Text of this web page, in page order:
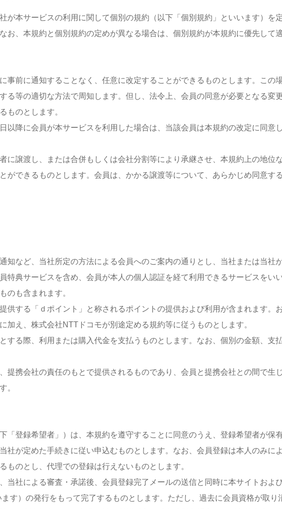
が本サービスの利用に関して個別の規約（以下「個別規約」といいます）を
お、本規約と個別規約の定めが異なる場合は、個別規約が本規約に優先して
事前に通知することなく、任意に改定することができるものとします。この
る等の適切な方法で周知します。但し、法令上、会員の同意が必要となる変
ものとします。
以降に会員が本サービスを利用した場合は、当該会員は本規約の改定に同意
に譲渡し、または合併もしくは会社分割等により承継させ、本規約上の地位
ができるものとします。会員は、かかる譲渡等について、あらかじめ同意す
知など、当社所定の方法による会員へのご案内の通りとし、当社または当社
特典サービスを含め、会員が本人の個人認証を経て利用できるサービスをい
のも含まれます。
供する「ｄポイント」と称されるポイントの提供および利用が含まれます。
加え、株式会社NTTドコモが別途定める規約等に従うものとします。
する際、利用または購入代金を支払うものとします。なお、個別の金額、支
提携会社の責任のもとで提供されるものであり、会員と提携会社との間で生
。
「登録希望者」）は、本規約を遵守することに同意のうえ、登録希望者が保
社が定めた手続きに従い申込むものとします。なお、会員登録は本人のみに
ものとし、代理での登録は行えないものとします。
当社による審査・承諾後、会員登録完了メールの送信と同時に本サイトおよ
す）の発行をもって完了するものとします。ただし、過去に会員資格が取り